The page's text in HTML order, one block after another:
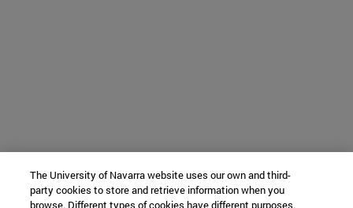
The University of Navarra website uses our own and third-
party cookies to store and retrieve information when you
browse. Different types of cookies have different purposes.